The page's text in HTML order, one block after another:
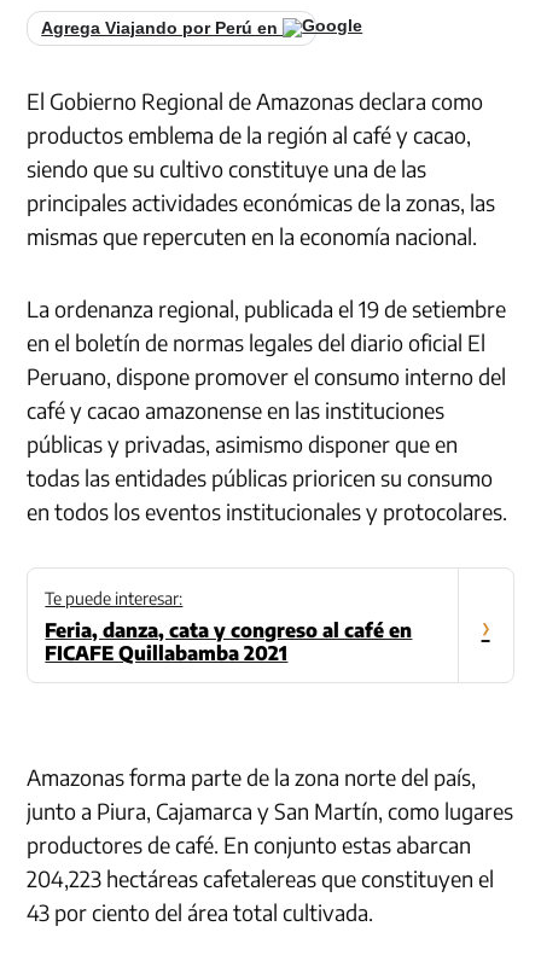
Agrega Viajando por Perú en
El Gobierno Regional de Amazonas declara como
productos emblema de la región al café y cacao,
siendo que su cultivo constituye una de las
principales actividades económicas de la zonas, las
mismas que repercuten en la economía nacional.
La ordenanza regional, publicada el 19 de setiembre
en el boletín de normas legales del diario oficial El
Peruano, dispone promover el consumo interno del
café y cacao amazonense en las instituciones
públicas y privadas, asimismo disponer que en
todas las entidades públicas prioricen su consumo
en todos los eventos institucionales y protocolares.
Te puede interesar:
Feria, danza, cata y congreso al café en
FICAFE Quillabamba 2021
›
Amazonas forma parte de la zona norte del país,
junto a Piura, Cajamarca y San Martín, como lugares
productores de café. En conjunto estas abarcan
204,223 hectáreas cafetalereas que constituyen el
43 por ciento del área total cultivada.